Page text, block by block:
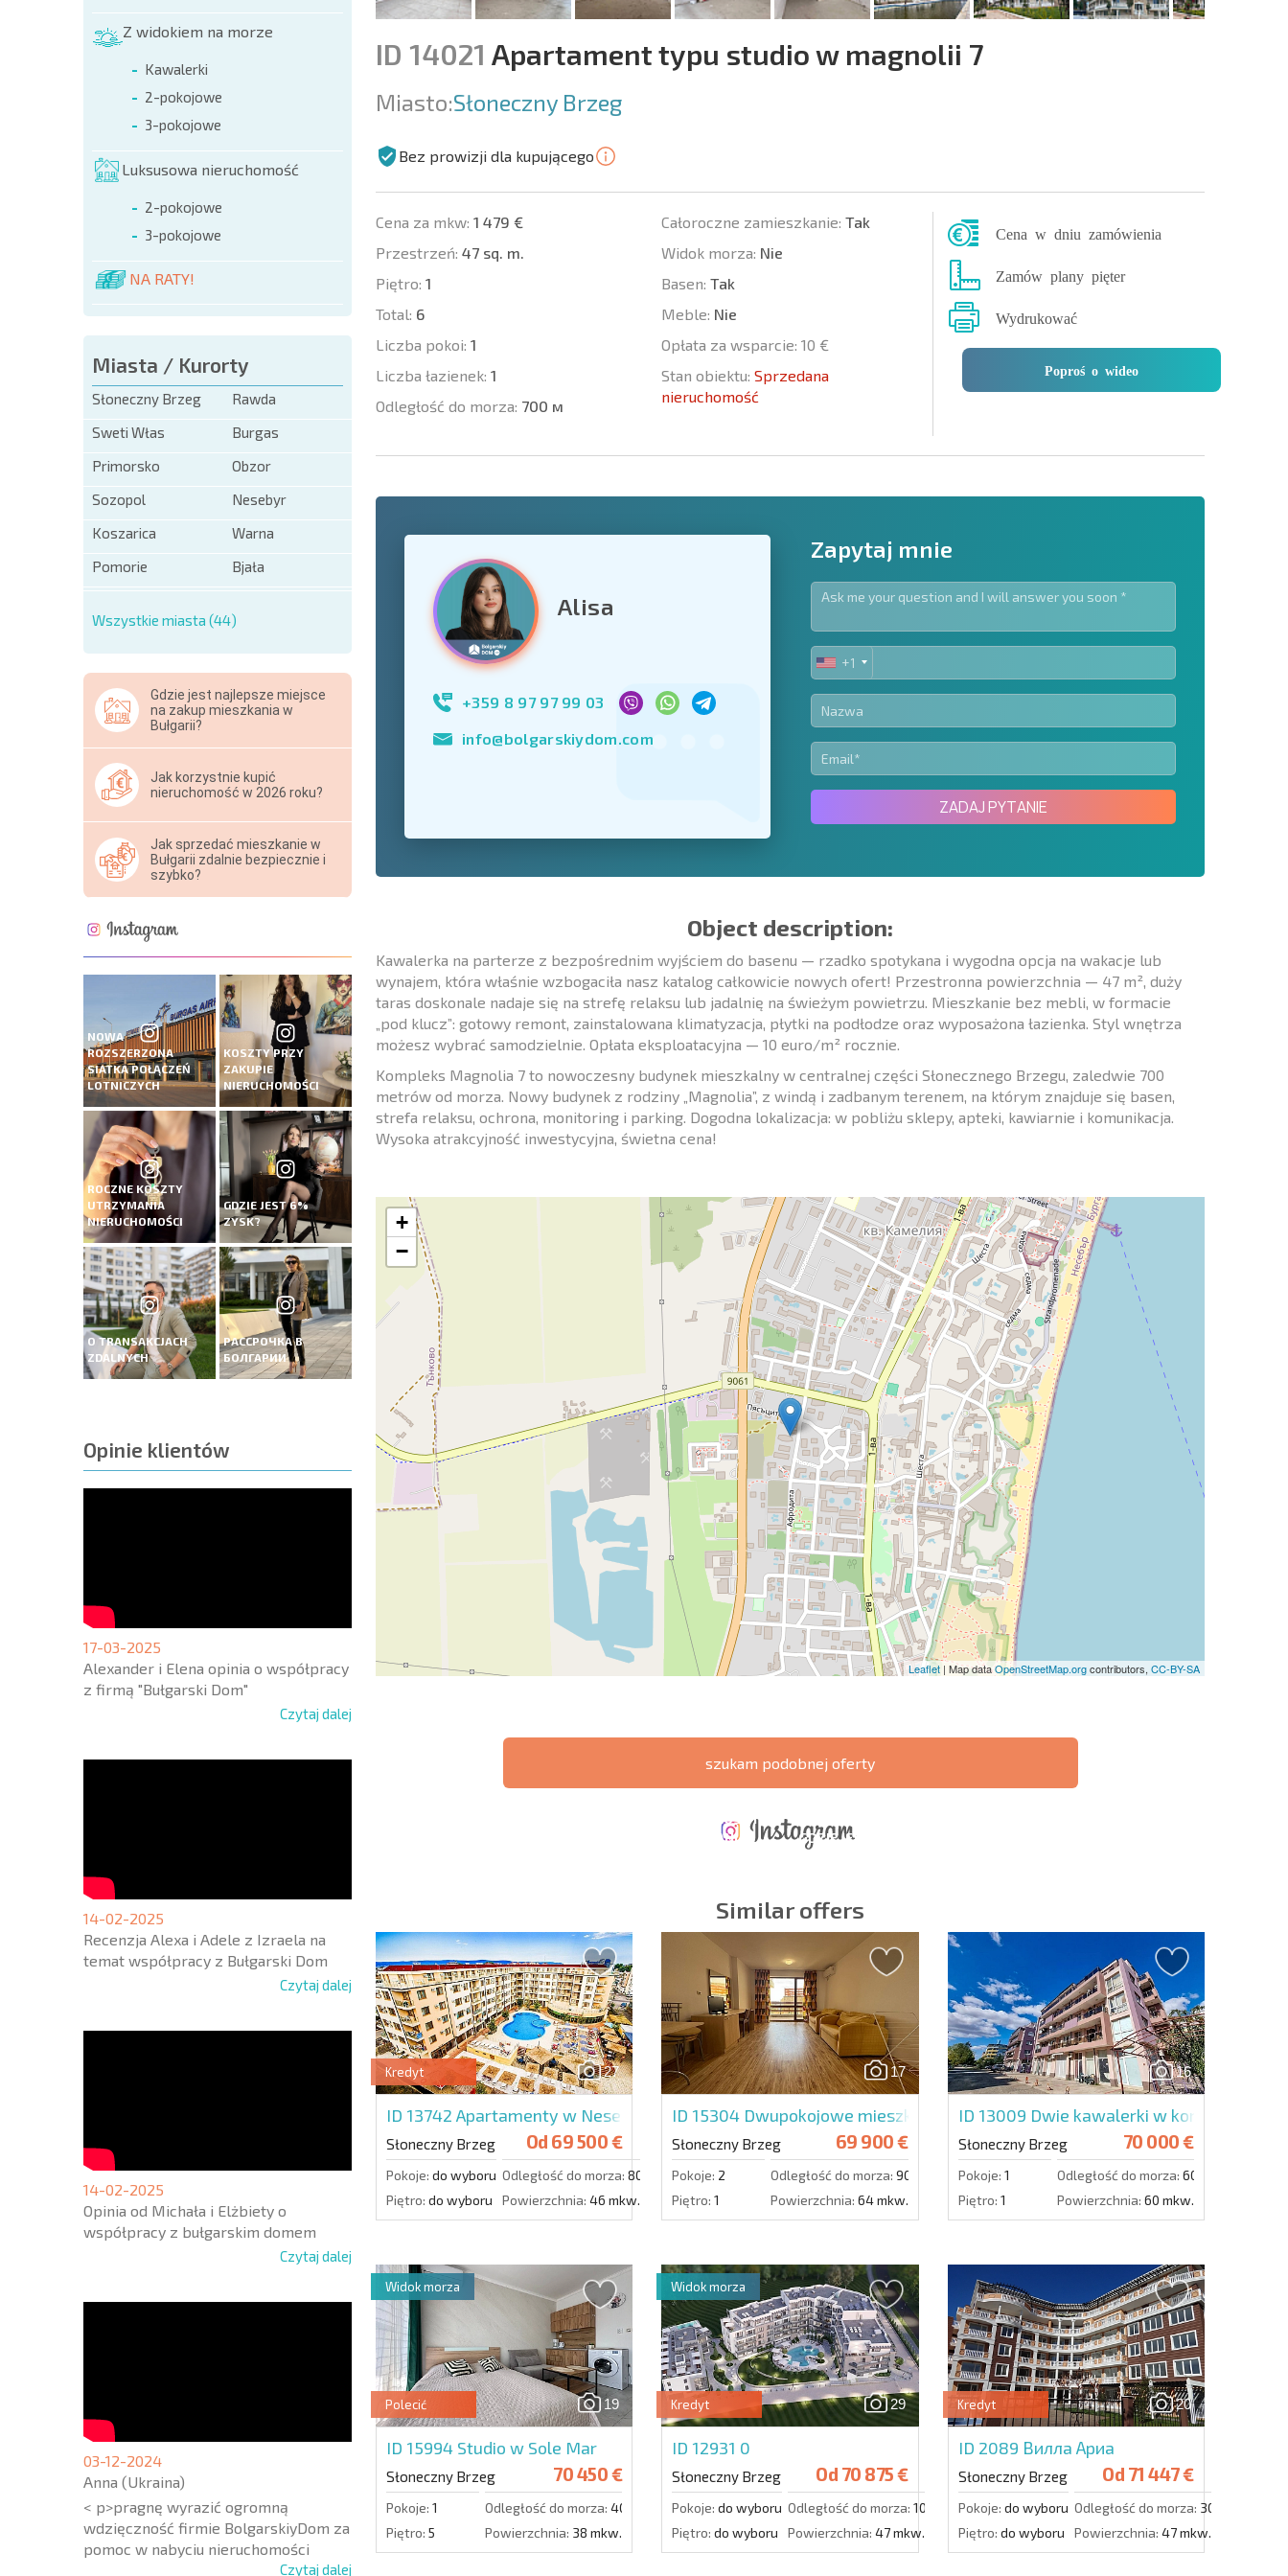
Z widokiem na morze
Kawalerki
2-pokojowe
3-pokojowe
Luksusowa nieruchomość
2-pokojowe
3-pokojowe
NA RATY!
Miasta / Kurorty
Słoneczny Brzeg
Rawda
Sweti Włas
Burgas
Primorsko
Obzor
Sozopol
Nesebyr
Koszarica
Warna
Pomorie
Bjała
Wszystkie miasta (44)
Gdzie jest najlepsze miejsce
na zakup mieszkania w
Bułgarii?
Jak korzystnie kupić
nieruchomość w 2026 roku?
Jak sprzedać mieszkanie w
Bułgarii zdalnie bezpiecznie i
szybko?
NOWA
ROZSZERZONA
SIATKA POŁĄCZEŃ
LOTNICZYCH
KOSZTY PRZY
ZAKUPIE
NIERUCHOMOŚCI
ROCZNE KOSZTY
UTRZYMANIA
NIERUCHOMOŚCI
GDZIE JEST 6%
ZYSK?
O TRANSAKCJACH
ZDALNYCH
РАССРОЧКА В
БОЛГАРИИ
Opinie klientów
17-03-2025
Alexander i Elena opinia o współpracy
z firmą "Bułgarski Dom"
Czytaj dalej
14-02-2025
Recenzja Alexa i Adele z Izraela na
temat współpracy z Bułgarski Dom
Czytaj dalej
14-02-2025
Opinia od Michała i Elżbiety o
współpracy z bułgarskim domem
Czytaj dalej
03-12-2024
Anna (Ukraina)
< p>pragnę wyrazić ogromną
wdzięczność firmie BolgarskiyDom za
pomoc w nabyciu nieruchomości
Czytaj dalej
ID 14021 Apartament typu studio w magnolii 7
Miasto:Słoneczny Brzeg
Bez prowizji dla kupującego
Cena za mkw: 1 479 €
Przestrzeń: 47 sq. m.
Piętro: 1
Total: 6
Liczba pokoi: 1
Liczba łazienek: 1
Odległość do morza: 700 м
Całoroczne zamieszkanie: Tak
Widok morza: Nie
Basen: Tak
Meble: Nie
Opłata za wsparcie: 10 €
Stan obiektu: Sprzedana
nieruchomość
Cena w dniu zamówienia
Zamów plany pięter
Wydrukować
Poproś o wideo
United
+1
* Pola obowiązkowe
Zapisz się do newslettera | Klikając przycisk, wyrażasz zgodę na
wykorzystanie swoich danych.
Wyślij wiadomość
Alisa
+359 8 97 97 99 03
info@bolgarskiydom.com
Zapytaj mnie
UNITED
STATES
+1
+1
ZADAJ PYTANIE
Object description:
Kawalerka na parterze z bezpośrednim wyjściem do basenu — rzadko spotykana i wygodna opcja na wakacje lub
wynajem, która właśnie wzbogaciła nasz katalog całkowicie nowych ofert! Przestronna powierzchnia — 47 m², duży
taras doskonale nadaje się na strefę relaksu lub jadalnię na świeżym powietrzu. Mieszkanie bez mebli, w formacie
„pod klucz”: gotowy remont, zainstalowana klimatyzacja, płytki na podłodze oraz wyposażona łazienka. Styl wnętrza
możesz wybrać samodzielnie. Opłata eksploatacyjna — 10 euro/m² rocznie.
Kompleks Magnolia 7 to nowoczesny budynek mieszkalny w centralnej części Słonecznego Brzegu, zaledwie 700
metrów od morza. Nowy budynek z rodziny „Magnolia”, z windą i zadbanym terenem, na którym znajduje się basen,
strefa relaksu, ochrona, monitoring i parking. Dogodna lokalizacja: w pobliżu sklepy, apteki, kawiarnie i komunikacja.
Wysoka atrakcyjność inwestycyjna, świetna cena!
+
−
Leaflet | Map dataOpenStreetMap.orgcontributors, CC-BY-SA
szukam podobnej oferty
* Pola obowiązkowe
Zapisz się do newslettera | Klikając przycisk, wyrażasz zgodę na
wykorzystanie swoich danych.
Wyślij wiadomość
ROCZNE KOSZTY
UTRZYMANIA
GDZIE JEST 6%
Similar offers
27
Kredyt
ID 13742 Apartamenty w Nesebyr Fort Residence
Słoneczny Brzeg Od 69 500 €
Pokoje: do wyboru Odległość do morza: 800 m.
Piętro: do wyboru Powierzchnia: 46 mkw.
17
ID 15304 Dwupokojowe mieszkanie w Gardenia Hills
Słoneczny Brzeg 69 900 €
Pokoje: 2 Odległość do morza: 900 m.
Piętro: 1 Powierzchnia: 64 mkw.
16
ID 13009 Dwie kawalerki w kompleksie
Słoneczny Brzeg 70 000 €
Pokoje: 1 Odległość do morza: 600 m.
Piętro: 1 Powierzchnia: 60 mkw.
19
Polecić
ID 15994 Studio w Sole Mar
Słoneczny Brzeg 70 450 €
Pokoje: 1 Odległość do morza: 400 m.
Piętro: 5 Powierzchnia: 38 mkw.
Widok morza
29
Kredyt
ID 12931 0
Słoneczny Brzeg Od 70 875 €
Pokoje: do wyboru Odległość do morza: 1000 m.
Piętro: do wyboru Powierzchnia: 47 mkw.
Widok morza
20
Kredyt
ID 2089 Вилла Ариа
Słoneczny Brzeg Od 71 447 €
Pokoje: do wyboru Odległość do morza: 300 m.
Piętro: do wyboru Powierzchnia: 47 mkw.